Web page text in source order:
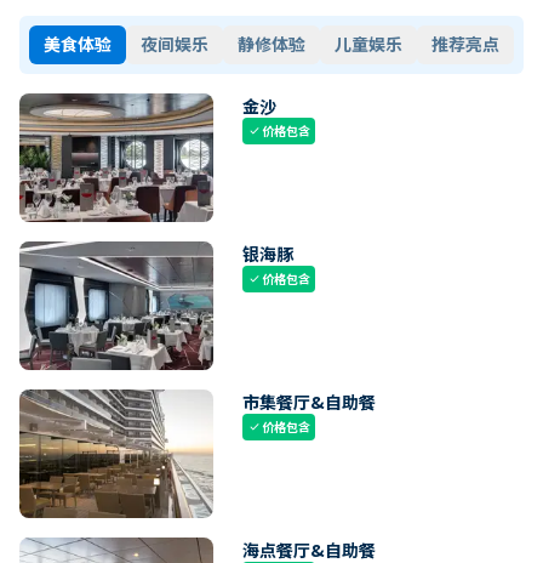
美食体验 夜间娱乐 静修体验 儿童娱乐 推荐亮点
金沙
check价格包含
银海豚
check价格包含
市集餐厅&自助餐
check价格包含
海点餐厅&自助餐